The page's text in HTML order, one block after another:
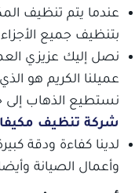
عندما يتم تنظيف
بتنظيف جميع
نصل إليك عزيزي
عميلنا الكريم هو
نستطيع الذهاب إلى
شركة تنظيف
لدينا كفاءة ودقة
وأعمال الصيانة